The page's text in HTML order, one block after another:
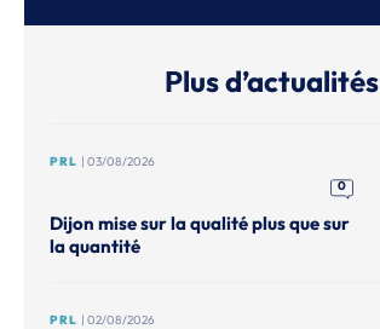
Plus d’actualités
PRL | 03/08/2026
0
Dijon mise sur la qualité plus que sur
la quantité
PRL | 02/08/2026